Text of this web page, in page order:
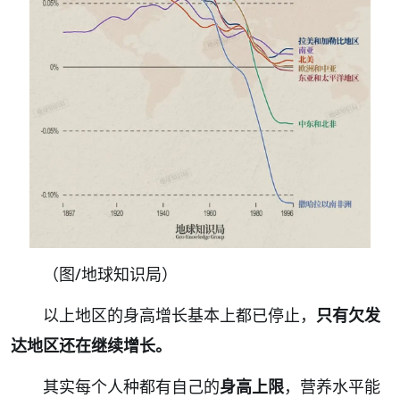
（图/地球知识局）
以上地区的身高增长基本上都已停止， 只有欠发
达地区还在继续增长。
其实每个人种都有自己的身高上限，营养水平能